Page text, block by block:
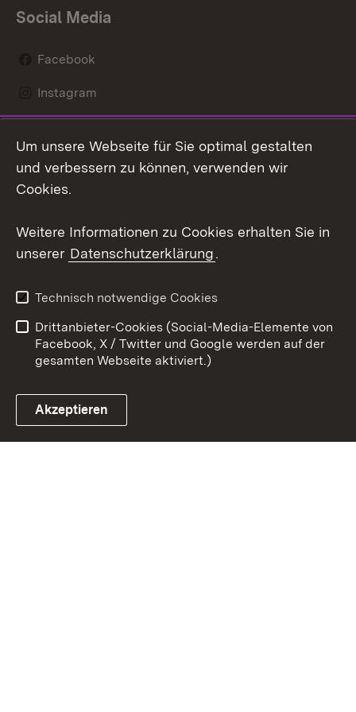
Social Media
Facebook
Instagram
Mastodon
Youtube
Link zum Landesportal
Kontakt
Datenschutz
Barrierefreiheit
Impressum Cookies
Um unsere Webseite für Sie optimal gestalten
und verbessern zu können, verwenden wir
Cookies.
Weitere Informationen zu Cookies erhalten Sie in
unserer Datenschutzerklärung.
Technisch notwendige Cookies
Drittanbieter-Cookies (Social-Media-Elemente von
Facebook, X / Twitter und Google werden auf der
gesamten Webseite aktiviert.)
Akzeptieren